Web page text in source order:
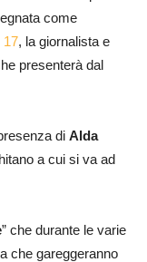
come
17, la giornalista e
presenterà dal
di Alda
a cui si va ad
” che durante le varie
che gareggeranno